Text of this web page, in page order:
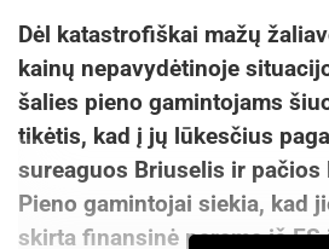
Dėl katastrofiškai mažų
kainų nepavydėtinoje
šalies pieno gamintojams
tikėtis, kad į jų lūkesčius
sureaguos Briuselis ir pačios
Pieno gamintojai siekia, kad
skirta finansinė parama iš